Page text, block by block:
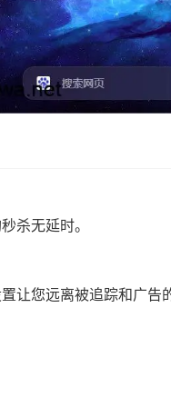
杀无延时。
让您远离被追踪和广告